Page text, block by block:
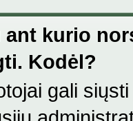
ant kurio
Kodėl?
gali